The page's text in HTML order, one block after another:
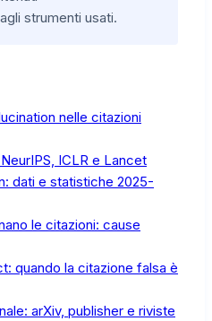
strumenti usati.
nelle citazioni
ICLR e Lancet
dati e statistiche 2025-
le citazioni: cause
quando la citazione falsa è
arXiv, publisher e riviste